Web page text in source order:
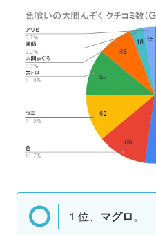
１位、 マグロ。